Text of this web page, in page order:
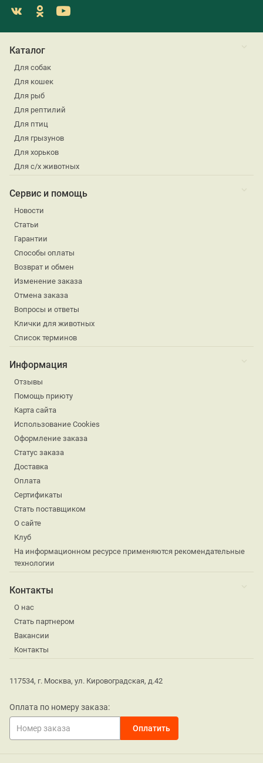
Каталог
Для собак
Для кошек
Для рыб
Для рептилий
Для птиц
Для грызунов
Для хорьков
Для с/х животных
Сервис и помощь
Новости
Статьи
Гарантии
Способы оплаты
Возврат и обмен
Изменение заказа
Отмена заказа
Вопросы и ответы
Клички для животных
Список терминов
Информация
Отзывы
Помощь приюту
Карта сайта
Использование Cookies
Оформление заказа
Статус заказа
Доставка
Оплата
Сертификаты
Стать поставщиком
О сайте
Клуб
На информационном ресурсе применяются рекомендательные
технологии
Контакты
О нас
Стать партнером
Вакансии
Контакты
117534, г. Москва, ул. Кировоградская, д.42
Оплата по номеру заказа: